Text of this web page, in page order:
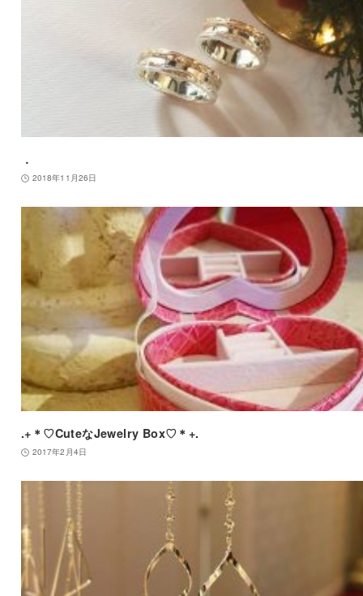
．
2018年11月26日
.+＊♡CuteなJewelry Box♡＊+.
2017年2月4日